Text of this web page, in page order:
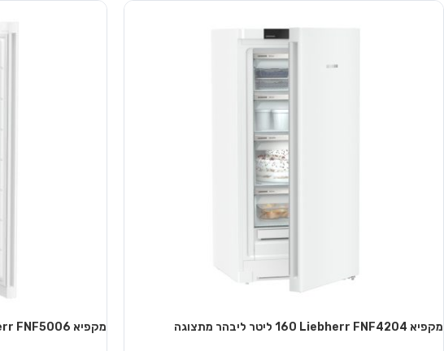
מקפיא Liebherr FNF4204 ‏160 ‏ליטר ליבהר מתצוגה מקפיא Liebherr FNF5006 ‏232 ‏ליטר ליבהר מתצוגה